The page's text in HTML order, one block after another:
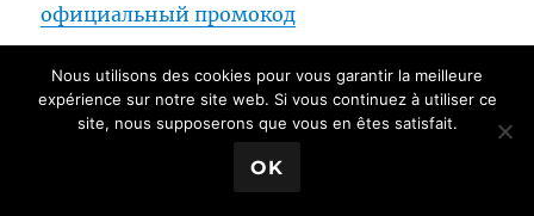
официальный промокод
elektrokarniz_hvSA dit :
Nous utilisons des cookies pour vous garantir la meilleure
expérience sur notre site web. Si vous continuez à utiliser ce
site, nous supposerons que vous en êtes satisfait.
OK